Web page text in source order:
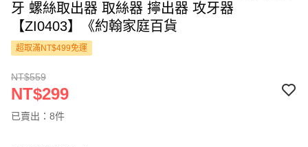
牙 螺絲取出器 取絲器 擰出器 攻牙器
【ZI0403】《約翰家庭百貨
超取滿NT$499免運
NT$559
NT$299
已賣出：8件